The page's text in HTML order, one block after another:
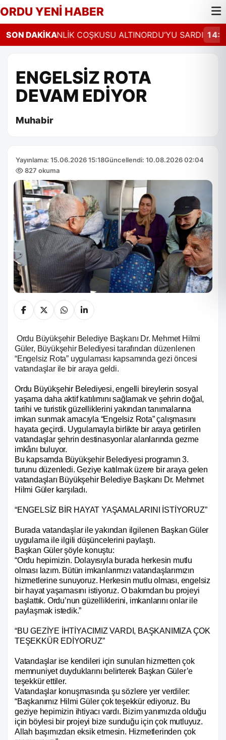
ORDU YENİ HABER
SON DAKİKA
14:26 ŞENLİK COŞKUSU ALTINORDU’YU SARDI 14:23
ENGELSİZ ROTA
DEVAM EDİYOR
Muhabir
Yayınlama: 15.06.2026 15:18Güncellendi: 10.08.2026 02:04
827 okuma
Ordu Büyükşehir Belediye Başkanı Dr. Mehmet Hilmi
Güler, Büyükşehir Belediyesi tarafından düzenlenen
“Engelsiz Rota” uygulaması kapsamında gezi öncesi
vatandaşlar ile bir araya geldi.
Ordu Büyükşehir Belediyesi, engelli bireylerin sosyal
yaşama daha aktif katılımını sağlamak ve şehrin doğal,
tarihi ve turistik güzelliklerini yakından tanımalarına
imkan sunmak amacıyla “Engelsiz Rota” çalışmasını
hayata geçirdi. Uygulamayla birlikte bir araya getirilen
vatandaşlar şehrin destinasyonlar alanlarında gezme
imkânı buluyor.
Bu kapsamda Büyükşehir Belediyesi programın 3.
turunu düzenledi. Geziye katılmak üzere bir araya gelen
vatandaşları Büyükşehir Belediye Başkanı Dr. Mehmet
Hilmi Güler karşıladı.
“ENGELSİZ BİR HAYAT YAŞAMALARINI İSTİYORUZ”
Burada vatandaşlar ile yakından ilgilenen Başkan Güler
uygulama ile ilgili düşüncelerini paylaştı.
Başkan Güler şöyle konuştu:
“Ordu hepimizin. Dolayısıyla burada herkesin mutlu
olması lazım. Bütün imkanlarımızı vatandaşlarımızın
hizmetlerine sunuyoruz. Herkesin mutlu olması, engelsiz
bir hayat yaşamasını istiyoruz. O bakımdan bu projeyi
başlattık. Ordu’nun güzelliklerini, imkanlarını onlar ile
paylaşmak istedik.”
“BU GEZİYE İHTİYACIMIZ VARDI, BAŞKANIMIZA ÇOK
TEŞEKKÜR EDİYORUZ”
Vatandaşlar ise kendileri için sunulan hizmetten çok
memnuniyet duyduklarını belirterek Başkan Güler’e
teşekkür ettiler.
Vatandaşlar konuşmasında şu sözlere yer verdiler:
“Başkanımız Hilmi Güler çok teşekkür ediyoruz. Bu
geziye hepimizin ihtiyacı vardı. Bizim yanımızda olduğu
için böylesi bir projeyi bize sunduğu için çok mutluyuz.
Allah başımızdan eksik etmesin. Hizmetlerinden çok